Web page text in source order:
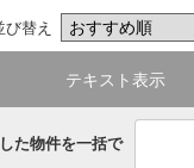
び替え
テキスト表示
た物件を一括で